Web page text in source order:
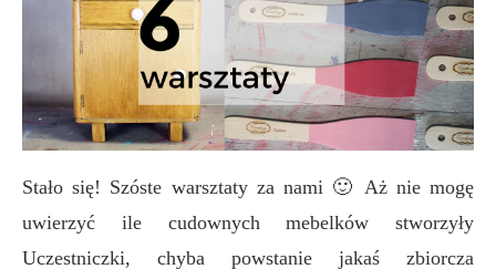
Stało się! Szóste warsztaty za nami 🙂 Aż nie mogę
uwierzyć ile cudownych mebelków stworzyły
Uczestniczki, chyba powstanie jakaś zbiorcza